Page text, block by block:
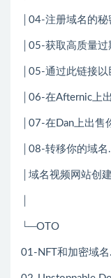
│04-注册域名的
│05-获取高质量
│05-通过此链接
│06-在Afternic上
│07-在Dan上出售
│08-转移你的域名
│域名视频网站创
└─OTO
01-NFT和加密域